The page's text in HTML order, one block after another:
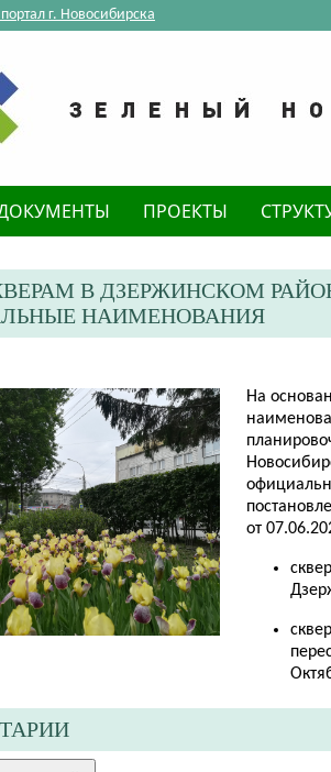
г. Новосибирска
ПРОЕКТЫ
В ДЗЕРЖИНСКОМ
НАИМЕНОВАНИЯ
На
от